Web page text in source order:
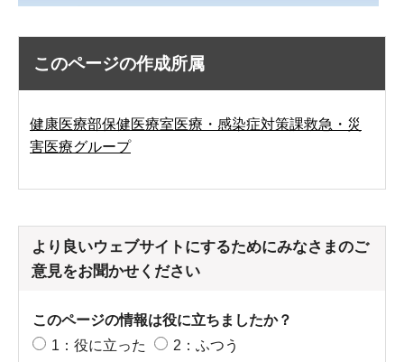
このページの作成所属
健康医療部保健医療室医療・感染症対策課救急・災
害医療グループ
より良いウェブサイトにするためにみなさまのご
意見をお聞かせください
このページの情報は役に立ちましたか？
1：役に立った
2：ふつう